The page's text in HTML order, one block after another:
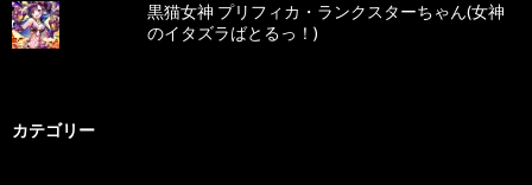
黒猫女神 プリフィカ・ランクスターちゃん(女神
のイタズラばとるっ！)
カテゴリー